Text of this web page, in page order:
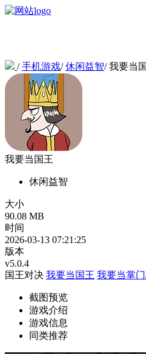
/手机游戏/休闲益智/我要当
我要当国王
休闲益智
大小
90.08 MB
时间
2026-03-13 07:21:25
版本
v5.0.4
国王对决 我要当国王 我要当掌
截图预览
游戏介绍
游戏信息
同类推荐